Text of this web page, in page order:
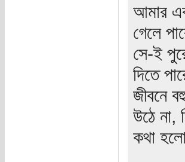
আমার
গেলে
সে-ই
দিতে
জীবনে
উঠে না,
কথা